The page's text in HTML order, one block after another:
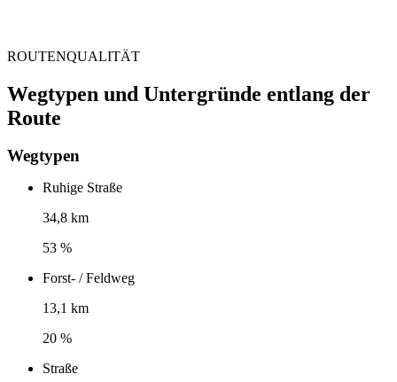
ROUTENQUALITÄT
Wegtypen und Untergründe entlang der
Route
Wegtypen
Ruhige Straße
34,8 km
53 %
Forst- / Feldweg
13,1 km
20 %
Straße